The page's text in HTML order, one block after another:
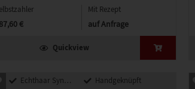
€
Mit Rezept
auf Anfrage
Quickview
Echthaar Synthetik Mix Handgeknüpft